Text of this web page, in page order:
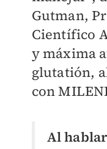
Gutman,
Científico
y máxima
glutatión,
con
Al